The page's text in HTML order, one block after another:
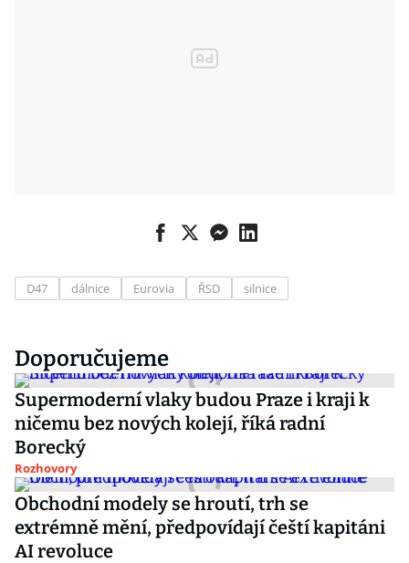
D47 dálnice Eurovia ŘSD silnice
Doporučujeme
Supermoderní vlaky budou Praze i kraji k
ničemu bez nových kolejí, říká radní
Borecký
Rozhovory
Obchodní modely se hroutí, trh se
extrémně mění, předpovídají čeští kapitáni
AI revoluce